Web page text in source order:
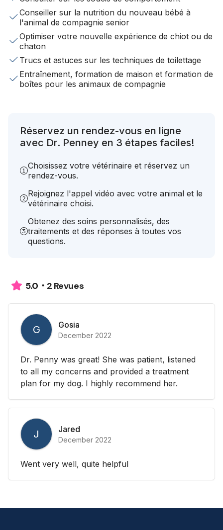
Conseiller sur la nutrition du nouveau bébé à
l'animal de compagnie senior
Optimiser votre nouvelle expérience de chiot ou de
chaton
Trucs et astuces sur les techniques de toilettage
Entraînement, formation de maison et formation de
boîtes pour les animaux de compagnie
Réservez un rendez-vous en ligne
avec Dr. Penney en 3 étapes faciles!
Choisissez votre vétérinaire et réservez un
rendez-vous.
Rejoignez l'appel vidéo avec votre animal et le
vétérinaire choisi.
Obtenez des soins personnalisés, des
traitements et des réponses à toutes vos
questions.
5.0 2 Revues
G Gosia
December 2022
Dr. Penny was great! She was patient, listened
to all my concerns and provided a treatment
plan for my dog. I highly recommend her.
J Jared
December 2022
Went very well, quite helpful